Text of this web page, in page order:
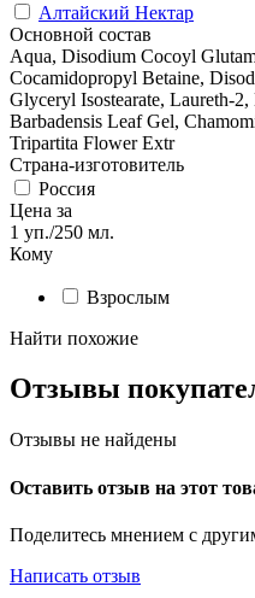
Алтайский Нектар
Основной состав
Aqua, Disodium Cocoyl
Cocamidopropyl Betaine,
Glyceryl Isostearate, Laureth-
Barbadensis Leaf Gel,
Tripartita Flower Extr
Страна-изготовитель
Россия
Цена за
1 уп./250 мл.
Кому
Взрослым
Найти похожие
Отзывы
Отзывы не найдены
Оставить отзыв на этот
Поделитесь мнением с
Написать отзыв